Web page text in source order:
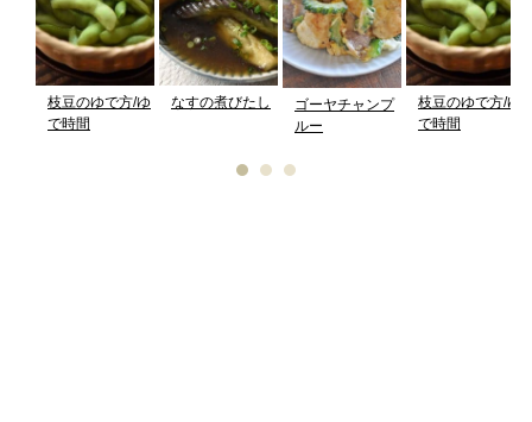
枝豆のゆで方/ゆ
で時間
なすの煮びたし
ゴーヤチャンプ
ルー
枝豆のゆで方/ゆ
で時間